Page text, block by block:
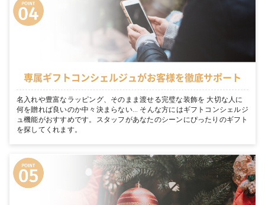
専属ギフトコンシェルジュがお客様を徹底サポート
名入れや豊富なラッピング、そのまま渡せる完璧な装飾を 大切な人に
何を贈れば良いのか中々決まらない… そんな方にはギフトコンシェルジ
ュ機能がおすすめです。スタッフがあなたのシーンにぴったりのギフト
を探してくれます。